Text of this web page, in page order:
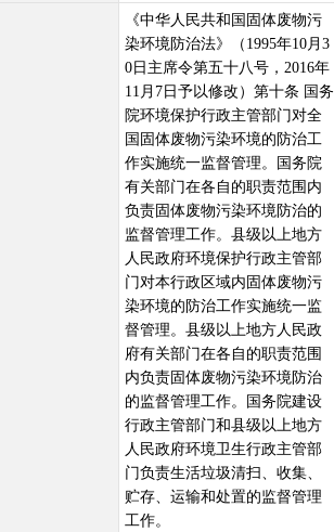
《中华人民共和国固体废物污
染环境防治法》（1995年10月3
0日主席令第五十八号，2016年
11月7日予以修改）第十条 国务
院环境保护行政主管部门对全
国固体废物污染环境的防治工
作实施统一监督管理。国务院
有关部门在各自的职责范围内
负责固体废物污染环境防治的
监督管理工作。县级以上地方
人民政府环境保护行政主管部
门对本行政区域内固体废物污
染环境的防治工作实施统一监
督管理。县级以上地方人民政
府有关部门在各自的职责范围
内负责固体废物污染环境防治
的监督管理工作。国务院建设
行政主管部门和县级以上地方
人民政府环境卫生行政主管部
门负责生活垃圾清扫、收集、
贮存、运输和处置的监督管理
工作。